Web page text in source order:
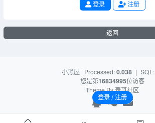
登录 注册
返回
小黑屋 | Processed:0.038 | SQL:
您是第16834995位访客
Theme By表哥社区
登录 / 注册